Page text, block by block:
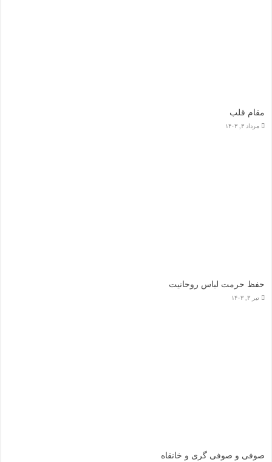
مقام قلب
مرداد ۳, ۱۴۰۳
حفظ حرمت لباس روحانیت
تیر ۳, ۱۴۰۳
صوفی و صوفی گری و خانقاه